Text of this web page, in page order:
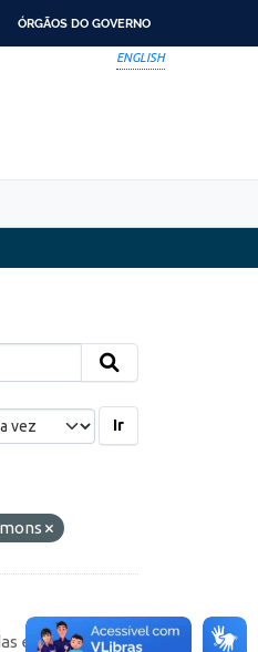
ÓRGÃOS DO GOVERNO
ENGLISH
Ir
em cada